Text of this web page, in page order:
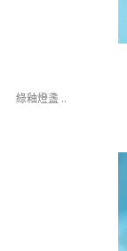
綠釉燈盞 ..